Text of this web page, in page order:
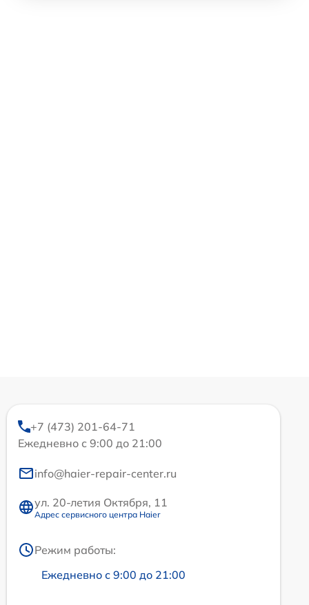
+7 (473) 201-64-71
Ежедневно с 9:00 до 21:00
info@haier-repair-center.ru
ул. 20-летия Октября, 11
Адрес сервисного центра Haier
Режим работы:
Ежедневно с 9:00 до 21:00